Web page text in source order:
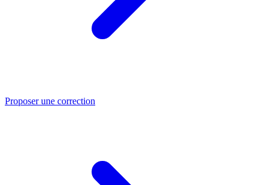
Proposer une correction